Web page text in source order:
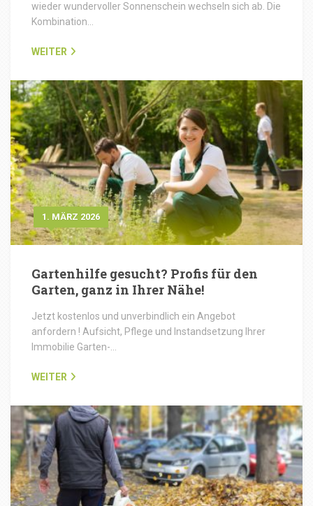
wieder wundervoller Sonnenschein wechseln sich ab. Die
Kombination…
WEITER
1. MÄRZ 2026
Gartenhilfe gesucht? Profis für den
Garten, ganz in Ihrer Nähe!
Jetzt kostenlos und unverbindlich ein Angebot
anfordern ! Aufsicht, Pflege und Instandsetzung Ihrer
Immobilie Garten-…
WEITER